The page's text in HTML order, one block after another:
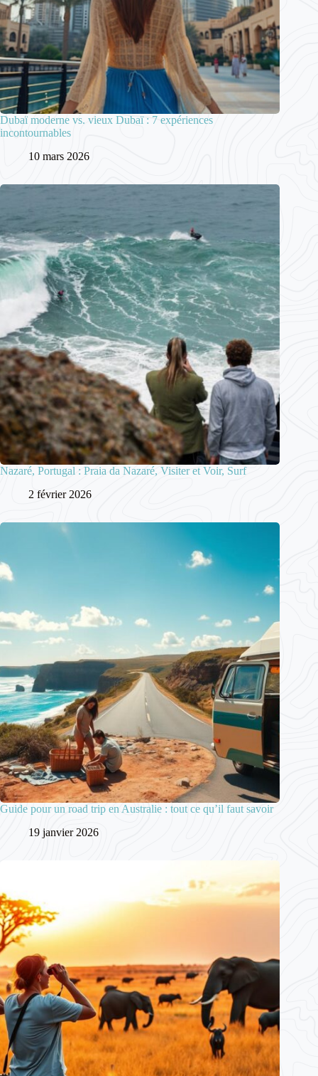
Dubaï moderne vs. vieux Dubaï : 7 expériences
incontournables
10 mars 2026
Nazaré, Portugal : Praia da Nazaré, Visiter et Voir, Surf
2 février 2026
Guide pour un road trip en Australie : tout ce qu’il faut savoir
19 janvier 2026